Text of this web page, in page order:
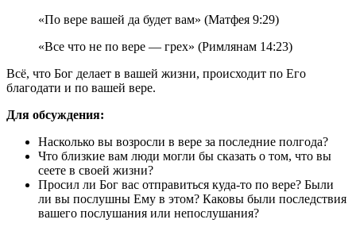
«По вере вашей да будет вам» (Матфея 9:29)
«Все что не по вере — грех» (Римлянам 14:23)
Всё, что Бог делает в вашей жизни, происходит по Его
благодати и по вашей вере.
Для обсуждения:
Насколько вы возросли в вере за последние полгода?
Что близкие вам люди могли бы сказать о том, что вы
сеете в своей жизни?
Просил ли Бог вас отправиться куда-то по вере? Были
ли вы послушны Ему в этом? Каковы были последствия
вашего послушания или непослушания?